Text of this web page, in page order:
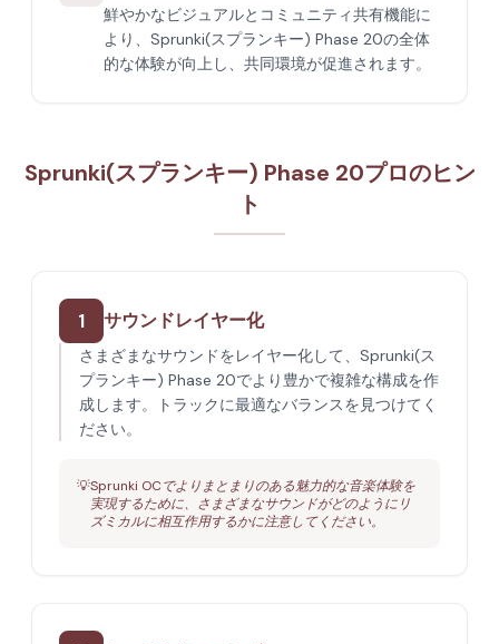
鮮やかなビジュアルとコミュニティ共有機能に
より、Sprunki(スプランキー) Phase 20の全体
的な体験が向上し、共同環境が促進されます。
Sprunki(スプランキー) Phase 20プロのヒン
ト
1 サウンドレイヤー化
さまざまなサウンドをレイヤー化して、Sprunki(ス
プランキー) Phase 20でより豊かで複雑な構成を作
成します。トラックに最適なバランスを見つけてく
ださい。
💡Sprunki OCでよりまとまりのある魅力的な音楽体験を
実現するために、さまざまなサウンドがどのようにリ
ズミカルに相互作用するかに注意してください。